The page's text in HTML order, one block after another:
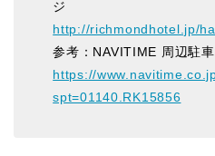
ジ
http://richmondhotel.jp/
参考：NAVITIME 周辺駐
https://
spt=01140.RK15856